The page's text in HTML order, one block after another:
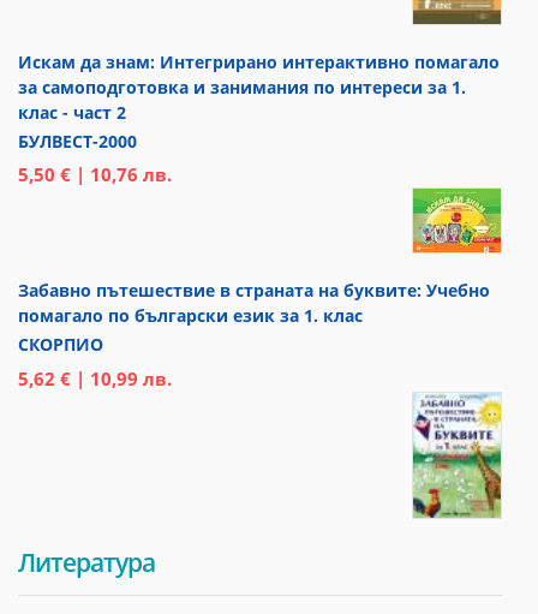
Искам да знам: Интегрирано интерактивно помагало
за самоподготовка и занимания по интереси за 1.
клас - част 2
БУЛВЕСТ-2000
5,50 € | 10,76 лв.
Забавно пътешествие в страната на буквите: Учебно
помагало по български език за 1. клас
СКОРПИО
5,62 € | 10,99 лв.
Литература